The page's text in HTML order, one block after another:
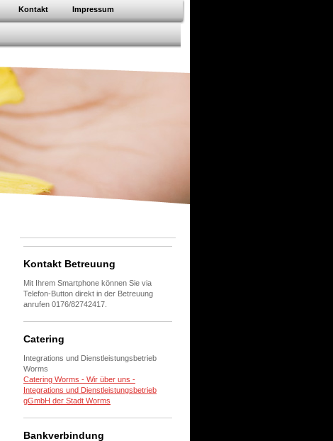
Kontakt Impressum
Kontakt Betreuung
Mit Ihrem Smartphone können Sie via
Telefon-Button direkt in der Betreuung
anrufen 0176/82742417.
Catering
Integrations und Dienstleistungsbetrieb
Worms
Catering Worms - Wir über uns -
Integrations und Dienstleistungsbetrieb
gGmbH der Stadt Worms
Bankverbindung